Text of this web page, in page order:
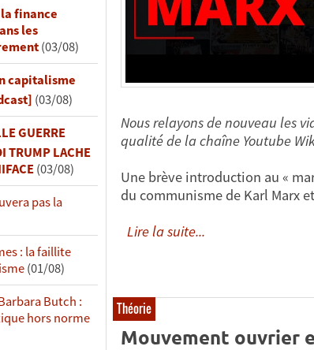
finance
les
(03/08)
capitalisme
(03/08)
GUERRE
TRUMP LACHE
(03/08)
pas la
: la faillite
(01/08)
Butch :
hors norme
Nous relayons de nouveau les
qualité de la chaîne Youtube
Une brève introduction au «
du communisme de Karl Marx
Lire la suite...
Théorie
Mouvement ouvrier